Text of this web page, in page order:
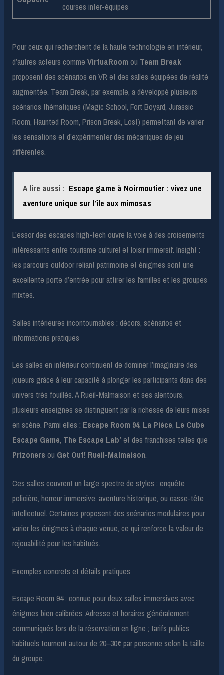
courses inter-équipes
Pour ceux qui recherchent de la haute technologie en intérieur,
d’autres acteurs commeVirtuaRoom ou Team Break
proposent des scénarios en VR et des salles équipées de réalité
augmentée. Team Break, par exemple, a développé plusieurs
scénarios thématiques (Magic School, Fort Boyard, Jurassic
Room, Haunted Room, Prison Break, Lost) permettant de varier
les sensations et d’expérimenter des mécaniques de jeu
différentes.
A lire aussi : Escape game à Noirmoutier : vivez une
aventure unique sur l’île aux mimosas
L’essor des escapes high-tech ouvre la voie à des croisements
intéressants entre tourisme culturel et loisir immersif. Insight :
les parcours outdoor reliant patrimoine et énigmes sont une
excellente porte d’entrée pour attirer les familles et les groupes
mixtes.
Salles intérieures incontournables : décors, scénarios et
informations pratiques
Les salles en intérieur continuent de dominer l’imaginaire des
joueurs grâce à leur capacité à plonger les participants dans des
univers très fouillés. À Rueil-Malmaison et ses alentours,
plusieurs enseignes se distinguent par la richesse de leurs mises
en scène. Parmi elles : Escape Room 94, La Pièce, Le Cube
Escape Game, The Escape Lab’ et des franchises telles que
Prizoners ou Get Out! Rueil-Malmaison.
Ces salles couvrent un large spectre de styles : enquête
policière, horreur immersive, aventure historique, ou casse-tête
intellectuel. Certaines proposent des scénarios modulaires pour
varier les énigmes à chaque venue, ce qui renforce la valeur de
rejouabilité pour les habitués.
Exemples concrets et détails pratiques
Escape Room 94 : connue pour deux salles immersives avec
énigmes bien calibrées. Adresse et horaires généralement
communiqués lors de la réservation en ligne ; tarifs publics
habituels tournent autour de 20–30€ par personne selon la taille
du groupe.